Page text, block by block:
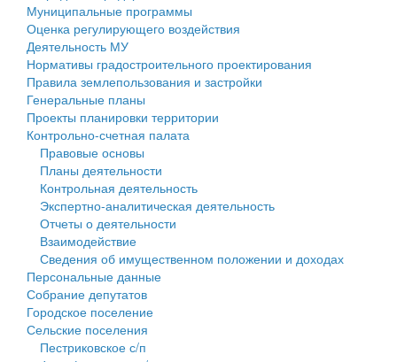
Правила землепользования и застройки
Генеральные планы
Проекты планировки территории
Собрание депутатов
Городское поселение
Сельские поселения
Муниципальные программы
Оценка регулирующего воздействия
Деятельность МУ
Нормативы градостроительного проектирования
Правила землепользования и застройки
Генеральные планы
Проекты планировки территории
Контрольно-счетная палата
Правовые основы
Планы деятельности
Контрольная деятельность
Экспертно-аналитическая деятельность
Отчеты о деятельности
Взаимодействие
Сведения об имущественном положении и доходах
Персональные данные
Собрание депутатов
Городское поселение
Сельские поселения
Пестриковское с/п